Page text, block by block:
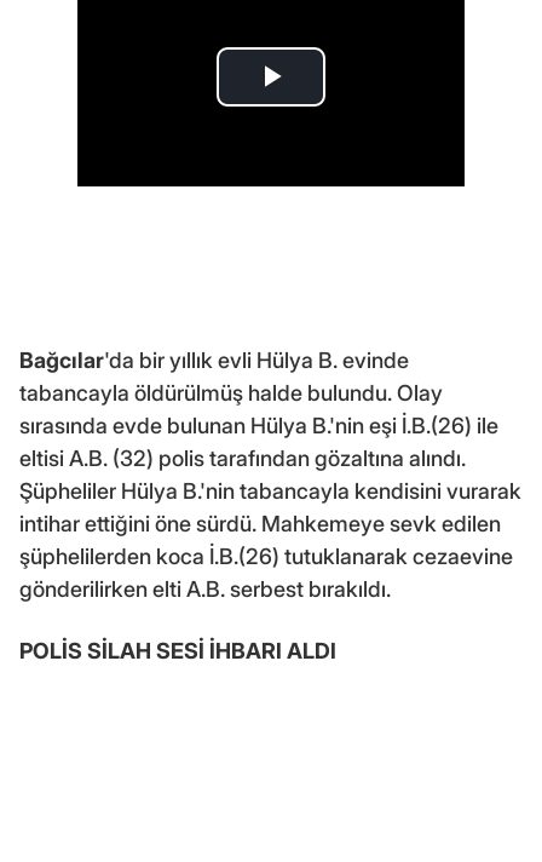
Bağcılar'da bir yıllık evli Hülya B. evinde
tabancayla öldürülmüş halde bulundu. Olay
sırasında evde bulunan Hülya B.'nin eşi İ.B.(26) ile
eltisi A.B. (32) polis tarafından gözaltına alındı.
Şüpheliler Hülya B.'nin tabancayla kendisini vurarak
intihar ettiğini öne sürdü. Mahkemeye sevk edilen
şüphelilerden koca İ.B.(26) tutuklanarak cezaevine
gönderilirken elti A.B. serbest bırakıldı.
POLİS SİLAH SESİ İHBARI ALDI